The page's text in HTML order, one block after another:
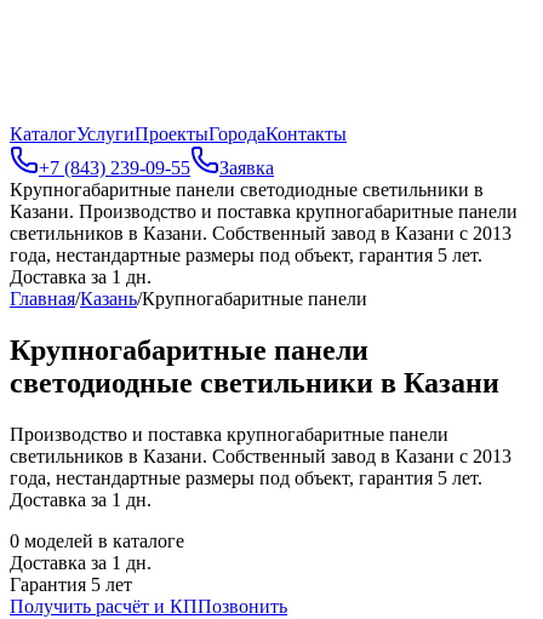
КаталогУслугиПроектыГородаКонтакты
+7 (843) 239-09-55
Заявка
Крупногабаритные панели светодиодные светильники в
Казани. Производство и поставка крупногабаритные панели
светильников в Казани. Собственный завод в Казани с 2013
года, нестандартные размеры под объект, гарантия 5 лет.
Доставка за 1 дн.
Главная/Казань/Крупногабаритные панели
Крупногабаритные панели
светодиодные светильники в Казани
Производство и поставка крупногабаритные панели
светильников в Казани. Собственный завод в Казани с 2013
года, нестандартные размеры под объект, гарантия 5 лет.
Доставка за 1 дн.
0 моделей в каталоге
Доставка за 1 дн.
Гарантия 5 лет
Получить расчёт и КППозвонить